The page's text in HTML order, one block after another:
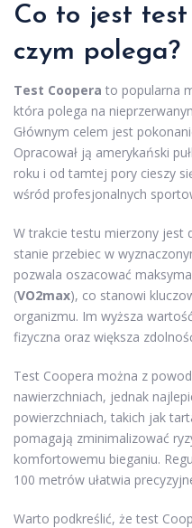
Co to jest
czym polega?
Test Coopera to popularna
która polega na
Głównym celem jest
Opracował ją amerykański
roku i od tamtej pory cieszy
wśród profesjonalnych
W trakcie testu mierzony jest
stanie przebiec w
pozwala oszacować
(VO2max), co stanowi
organizmu. Im wyższa wartość
fizyczna oraz większa
Test Coopera można z
nawierzchniach, jednak
powierzchniach, takich jak
pomagają zminimalizować
komfortowemu bieganiu.
100 metrów ułatwia
Warto podkreślić, że test